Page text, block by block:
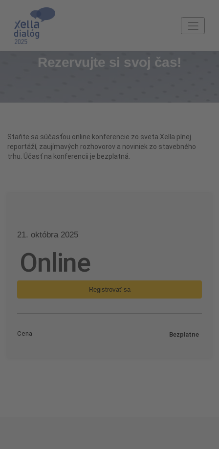
Rezervujte si svoj čas!
Staňte sa súčasťou online konferencie zo sveta Xella plnej
reportáží, zaujímavých rozhovorov a noviniek zo stavebného
trhu. Účasť na konferencii je bezplatná.
21. októbra 2025
Online
Registrovať sa
Cena Bezplatne